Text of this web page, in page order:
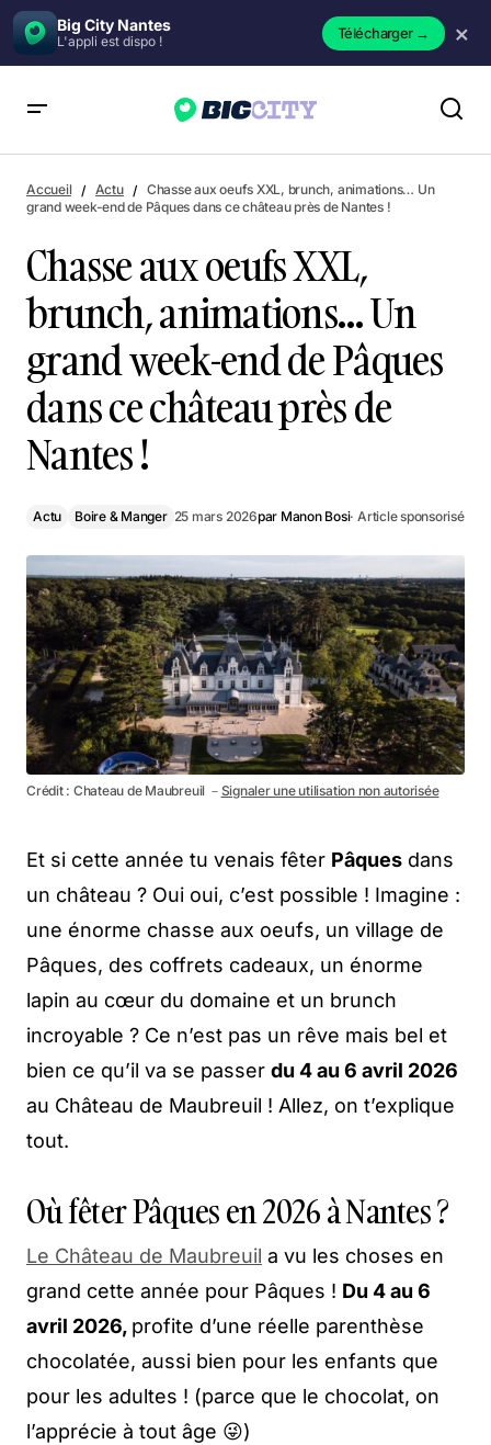
Big City Nantes
L'appli est dispo ! Télécharger→ ×
end de Pâques dans ce château près de Nantes !
Accueil Actu
Chasse aux oeufs XXL, brunch, animations… Un
grand week-end de Pâques dans ce château près de Nantes !
Chasse aux oeufs XXL,
brunch, animations… Un
grand week-end de Pâques
dans ce château près de
Nantes !
Actu Boire & Manger 25 mars 2026par Manon Bosi· Article sponsorisé
Crédit : Chateau de Maubreuil － Signaler une utilisation non autorisée
Et si cette année tu venais fêter Pâques dans
un château ? Oui oui, c’est possible ! Imagine :
une énorme chasse aux oeufs, un village de
Pâques, des coffrets cadeaux, un énorme
lapin au cœur du domaine et un brunch
incroyable ? Ce n’est pas un rêve mais bel et
bien ce qu’il va se passer du 4 au 6 avril 2026
au Château de Maubreuil ! Allez, on t’explique
tout.
Où fêter Pâques en 2026 à Nantes ?
Le Château de Maubreuil a vu les choses en
grand cette année pour Pâques ! Du 4 au 6
avril 2026, profite d’une réelle parenthèse
chocolatée, aussi bien pour les enfants que
pour les adultes ! (parce que le chocolat, on
l’apprécie à tout âge 😜)